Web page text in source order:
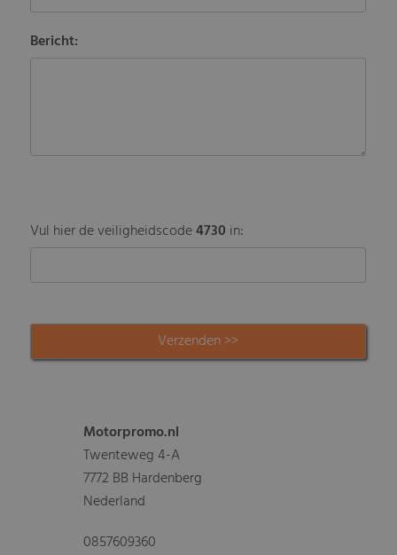
Bericht:
Vul hier de veiligheidscode4730 in:
Motorpromo.nl
Twenteweg 4-A
7772 BB Hardenberg
Nederland
0857609360